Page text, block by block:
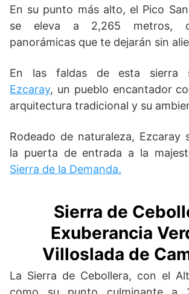
En su punto más alto, el Pico
se eleva a 2,265 metros,
panorámicas que te dejarán sin
En las faldas de esta sierra
Ezcaray, un pueblo encantador
arquitectura tradicional y su
Rodeado de naturaleza, Ezcaray
la puerta de entrada a la
Sierra de la Demanda.
Sierra de
Exuberancia
Villoslada de
La Sierra de Cebollera, con el